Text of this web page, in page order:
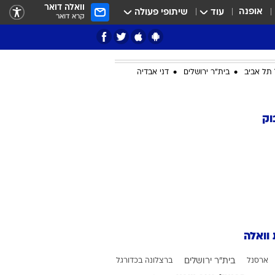
אופנה עוד שיתופי פעולה וואלה דואר
קרא דואר
תל אביב בית"ר ירושלים דני אבדיה
וואלה
ארסנל בית"ר ירושלים ברצלונה בכדורגל